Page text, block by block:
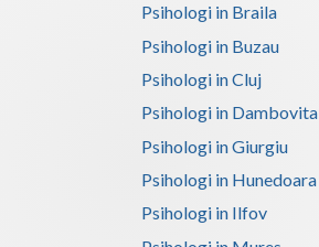
Psihologi in Braila
Psihologi in Buzau
Psihologi in Cluj
Psihologi in Dambovita
Psihologi in Giurgiu
Psihologi in Hunedoara
Psihologi in Ilfov